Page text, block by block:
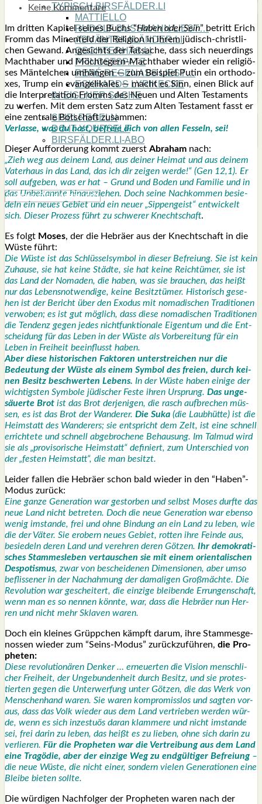
TYPISCH BIRSFÄLDER.LI
MATTIELLO
RUDOLF BUSS­MANN LIEST…
ADVÄNTSKALÄNDER.LI
OSCHTERHÄS.LI
PFINGST­SPATZ
RENÉ REGEN­ASS LIEST…
ECK­HARDS LYRIK­ECKE
IN EIGE­NER SACHE
SO GOOT’S
SPIEL­RE­GELN
DO-IT-YOUR­S­ELF
BIRSFÄLDER.LI-ABO
SHOUT­BOX
Keine Kommentare
Im drit­ten Kapi­tel sei­nes Buchs “Haben oder Sein” betritt Erich
Fromm das Minen­feld der Reli­gi­on in ihrem jüdisch-christ­li­
chen Gewand. Ange­sichts der Tat­sa­che, dass sich neu­er­dings
Macht­ha­ber und Möch­te­gern-Macht­ha­ber wie­der ein reli­giö­
ses Män­tel­chen umhän­gen — zum Bei­spiel Putin ein ortho­do­
xes, Trump ein evan­ge­li­ka­les — macht es Sinn, einen Blick auf
die Inter­pre­ta­ti­on Fromms des Neu­en und Alten Tes­ta­ments
zu wer­fen. Mit dem ers­ten Satz zum Alten Tes­ta­ment fasst er
eine zen­tra­le Bot­schaft zusam­men:
Ver­las­se, was du hast, befreie dich von allen Fes­seln, sei!
Die­ser Auf­for­de­rung kommt zuerst Abra­ham nach:
„Zieh weg aus dei­nem Land, aus dei­ner Hei­mat und aus dei­nem
Vater­haus in das Land, das ich dir zei­gen wer­de!“ (Gen 12,1). Er
soll auf­ge­ben, was er hat – Grund und Boden und Fami­lie und in
das Unbe­kann­te hin­aus­zie­hen. Doch sei­ne Nach­kom­men besie­
deln ein neu­es Gebiet und ein neu­er „Sip­pen­geist“ ent­wi­ckelt
sich. Die­ser Pro­zess führt zu schwe­rer Knecht­schaft.
Es folgt Moses, der die Hebrä­er aus der Knecht­schaft in die
Wüs­te führt:
Die Wüs­te ist das Schlüs­sel­sym­bol in die­ser Befrei­ung. Sie ist kein
Zuhau­se, sie hat kei­ne Städ­te, sie hat kei­ne Reich­tü­mer, sie ist
das Land der Noma­den, die haben, was sie brau­chen, das heißt
nur das Lebens­not­wen­di­ge, kei­ne Besitz­tü­mer. His­to­risch gese­
hen ist der Bericht über den Exodus mit noma­di­schen Tra­di­tio­nen
ver­wo­ben; es ist gut mög­lich, dass die­se noma­di­schen Tra­di­tio­nen
die Ten­denz gegen jedes nicht­funk­tio­na­le Eigen­tum und die Ent­
schei­dung für das Leben in der Wüs­te als Vor­be­rei­tung für ein
Leben in Frei­heit beein­flusst haben.
Aber die­se his­to­ri­schen Fak­to­ren unter­strei­chen nur die
Bedeu­tung der Wüs­te als einem Sym­bol des frei­en, durch kei­
nen Besitz beschwer­ten Lebens. In der Wüs­te haben eini­ge der
wich­tigs­ten Sym­bo­le jüdi­scher Fes­te ihren Ursprung. Das unge­
säu­er­te Brot ist das Brot der­je­ni­gen, die rasch auf­bre­chen müs­
sen, es ist das Brot der Wan­de­rer. Die Suka (die Laub­hüt­te) ist die
Heim­statt des Wan­de­rers; sie ent­spricht dem Zelt, ist eine schnell
errich­te­te und schnell abge­bro­che­ne Behau­sung. Im Tal­mud wird
sie als „pro­vi­so­ri­sche Heim­statt“ defi­niert, zum Unter­schied von
der „fes­ten Heim­statt“, die man besitzt.
Lei­der fal­len die Hebrä­er schon bald wie­der in den “Haben”-
Modus zurück:
Eine gan­ze Gene­ra­ti­on war gestor­ben und selbst Moses durf­te das
neue Land nicht betre­ten. Doch die neue Gene­ra­ti­on war eben­so
wenig imstan­de, frei und ohne Bin­dung an ein Land zu leben, wie
die der Väter. Sie erobern neu­es Gebiet, rot­ten ihre Fein­de aus,
besie­deln deren Land und ver­eh­ren deren Göt­zen. Ihr demo­kra­ti­
sches Stam­mes­le­ben ver­tau­schen sie mit einem ori­en­ta­li­schen
Des­po­tis­mus, zwar von beschei­de­nen Dimen­sio­nen, aber umso
beflis­se­ner in der Nach­ah­mung der dama­li­gen Groß­mäch­te. Die
Revo­lu­ti­on war geschei­tert, die ein­zi­ge blei­ben­de Errun­gen­schaft,
wenn man es so nen­nen könn­te, war, dass die Hebrä­er nun Her­
ren und nicht mehr Skla­ven waren.
Doch ein klei­nes Grüpp­chen kämpft dar­um, ihre Stam­mes­ge­
nos­sen wie­der zum “Seins-Modus” zurück­zu­füh­ren, die Pro­
phe­ten:
Die­se revo­lu­tio­nä­ren Den­ker … erneu­er­ten die Visi­on mensch­li­
cher Frei­heit, der Unge­bun­den­heit durch Besitz, und sie pro­tes­
tier­ten gegen die Unter­wer­fung unter Göt­zen, die das Werk von
Men­schen­hand waren. Sie waren kom­pro­miss­los und sag­ten vor­
aus, dass das Volk wie­der aus dem Land ver­trie­ben wer­den wür­
de, wenn es sich inzes­tuös dar­an klam­me­re und nicht imstan­de
sei, frei dar­in zu leben, das heißt es zu lie­ben, ohne sich dar­in zu
ver­lie­ren. Für die Pro­phe­ten war die Ver­trei­bung aus dem Land
eine Tra­gö­die, aber der ein­zi­ge Weg zu end­gül­ti­ger Befrei­ung–
die neue Wüs­te, die nicht einer, son­dern vie­len Gene­ra­tio­nen eine
Blei­be bie­ten soll­te.
Die wür­di­gen Nach­fol­ger der Pro­phe­ten waren nach der